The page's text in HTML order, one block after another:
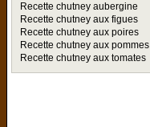
Recette chutney aubergine
Recette chutney aux figues
Recette chutney aux poires
Recette chutney aux pommes
Recette chutney aux tomates